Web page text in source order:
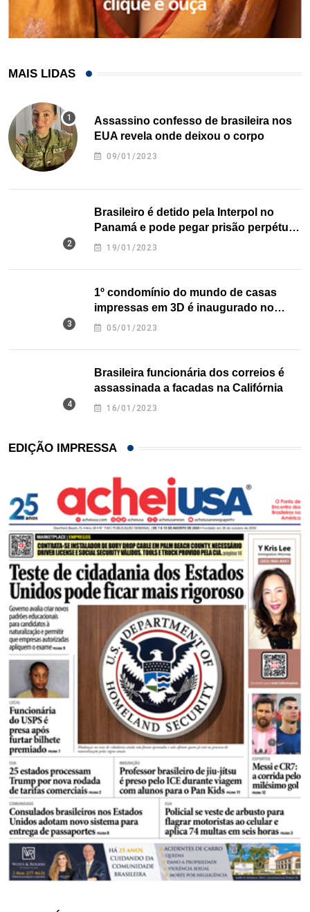
MAIS LIDAS
Assassino confesso de brasileira nos
EUA revela onde deixou o corpo
09/01/2023
Brasileiro é detido pela Interpol no
Panamá e pode pegar prisão perpétua
nos EUA
19/01/2023
1º condomínio do mundo de casas
impressas em 3D é inaugurado no
Texas
05/01/2023
Brasileira funcionária dos correios é
assassinada a facadas na Califórnia
16/01/2023
EDIÇÃO IMPRESSA